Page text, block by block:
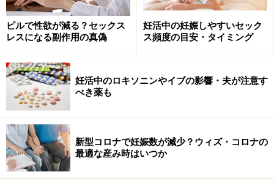
最近、仕事のストレスでのＳＥＸレスが増えているとい
う理由も考えられますが、私はそれだけではないと思っ
ています。今の時代は昔のように性的興奮が妻だけに向
いているとは限らないからです。
会社に行けば多くの女子社員もいるし、スポーツ新聞を
見れば朝から大きな広告で風俗関係のヌードが掲載され
ている。ＡＶもネットではありとあらゆる情報が掲載さ
ピルで性欲が減る？セックス
レスになる副作用の真偽
妊活中の妊娠しやすいセック
ス頻度の目安・タイミング
妊活中のロキソニンやイブの影響・夫が注意す
べき薬も
新型コロナで妊娠数が減少？ウィズ・コロナの
最適な産み時はいつか